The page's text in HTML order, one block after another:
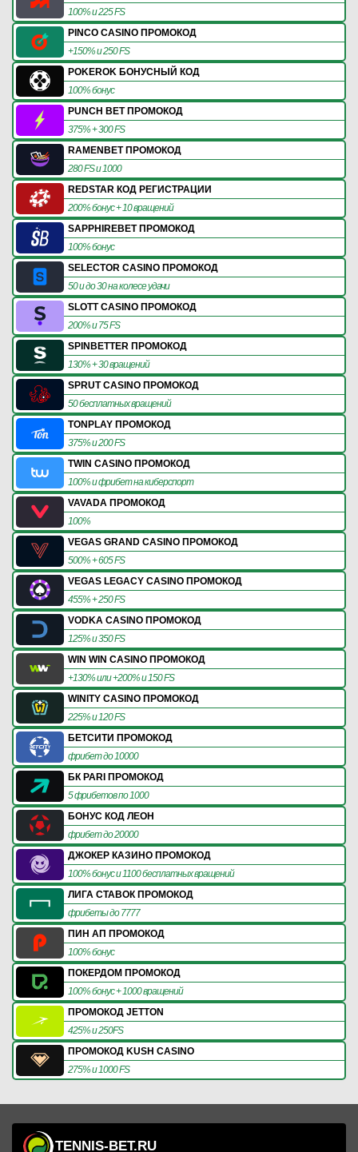
100% и 225 FS
PINCO CASINO ПРОМОКОД
+150% и 250 FS
POKEROK БОНУСНЫЙ КОД
100% бонус
PUNCH BET ПРОМОКОД
375% + 300 FS
RAMENBET ПРОМОКОД
280 FS и 1000
REDSTAR КОД РЕГИСТРАЦИИ
200% бонус + 10 вращений
SAPPHIREBET ПРОМОКОД
100% бонус
SELECTOR CASINO ПРОМОКОД
50 и до 30 на колесе удачи
SLOTT CASINO ПРОМОКОД
200% и 75 FS
SPINBETTER ПРОМОКОД
130% + 30 вращений
SPRUT CASINO ПРОМОКОД
50 бесплатных вращений
TONPLAY ПРОМОКОД
375% и 200 FS
TWIN CASINO ПРОМОКОД
100% и фрибет на киберспорт
VAVADA ПРОМОКОД
100%
VEGAS GRAND CASINO ПРОМОКОД
500% + 605 FS
VEGAS LEGACY CASINO ПРОМОКОД
455% + 250 FS
VODKA CASINO ПРОМОКОД
125% и 350 FS
WIN WIN CASINO ПРОМОКОД
+130% или +200% и 150 FS
WINITY CASINO ПРОМОКОД
225% и 120 FS
БЕТСИТИ ПРОМОКОД
фрибет до 10000
БК PARI ПРОМОКОД
5 фрибетов по 1000
БОНУС КОД ЛЕОН
фрибет до 20000
ДЖОКЕР КАЗИНО ПРОМОКОД
100% бонус и 1100 бесплатных вращений
ЛИГА СТАВОК ПРОМОКОД
фрибеты до 7777
ПИН АП ПРОМОКОД
100% бонус
ПОКЕРДОМ ПРОМОКОД
100% бонус + 1000 вращений
ПРОМОКОД JETTON
425% и 250FS
ПРОМОКОД KUSH CASINO
275% и 1000 FS
TENNIS-BET.RU